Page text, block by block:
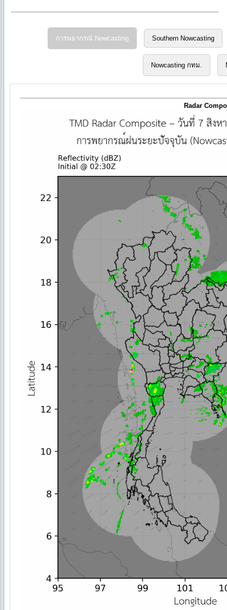
การพยากรณ์ Nowcasting Southern Nowcasting
Nowcasting กทม.
Radar